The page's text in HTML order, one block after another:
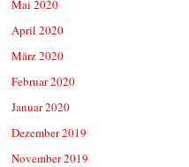
Mai 2020
April 2020
März 2020
Februar 2020
Januar 2020
Dezember 2019
November 2019